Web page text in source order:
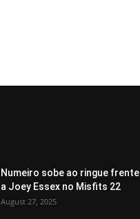
Numeiro sobe ao ringue frente
a Joey Essex no Misfits 22
August 27, 2025